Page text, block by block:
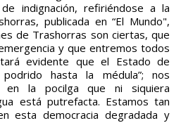
de indignación, refiriéndose a la
publicada en “El Mundo",
de Trashorras son ciertas, que
y que entremos todos
evidente que el Estado de
hasta la médula”; nos
la pocilga que ni siquiera
está putrefacta. Estamos tan
esta democracia degradada y